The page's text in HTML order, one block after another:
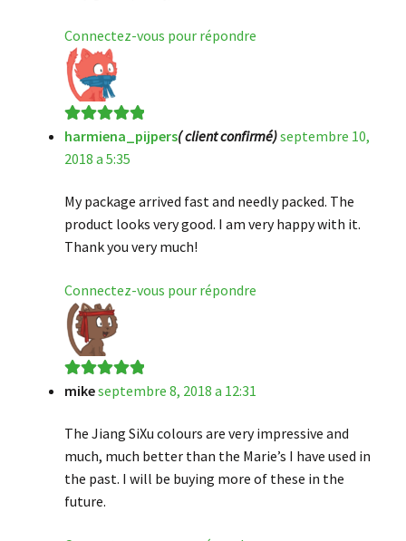
Connectez-vous pour répondre
Note5sur 5
harmiena_pijpers( client confirmé)septembre 10,
2018 a 5:35
My package arrived fast and needly packed. The
product looks very good. I am very happy with it.
Thank you very much!
Connectez-vous pour répondre
Note5sur 5
mikeseptembre 8, 2018 a 12:31
The Jiang SiXu colours are very impressive and
much, much better than the Marie’s I have used in
the past. I will be buying more of these in the
future.